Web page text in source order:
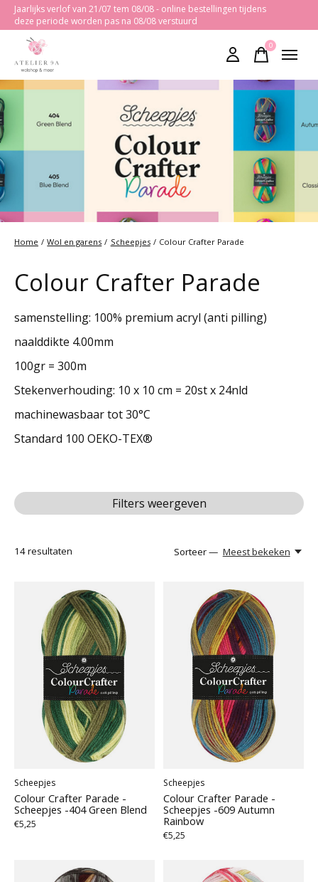
Jaarlijks verlof van 21/07 tem 08/08 - online bestellingen tijdens
deze periode worden pas na 08/08 verstuurd
0items
Home / Wol en garens / Scheepjes / Colour Crafter Parade
Colour Crafter Parade
samenstelling: 100% premium acryl (anti pilling)
naalddikte 4.00mm
100gr = 300m
Stekenverhouding: 10 x 10 cm = 20st x 24nld
machinewasbaar tot 30°C
Standard 100 OEKO-TEX®
Filters weergeven
14resultaten Sorteer — Meest bekeken
Scheepjes
Colour Crafter Parade -
Scheepjes -404 Green Blend
€5,25
Scheepjes
Colour Crafter Parade -
Scheepjes -609 Autumn
Rainbow
€5,25